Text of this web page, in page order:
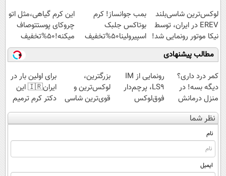
لوکس‌ترین شاسی‌بلند
EREV در ایران، توسط
نیکا موتور رونمایی شد!
بمب جوانساز! کرم
بوتاکس جلبک
اسپیرولینا50%تخفیف
این کرم گیاهی،مثل اتو
چروکای پوستتوصاف
میکنه!50%تخفیف
مطالب پیشنهادی
کمر درد داری؟
دیگه بسه! در
منزل درمانش
کن
(◀پرسش‌نامه)
رونمایی از IM
LS9، پرچم‌دار
فوق‌لوکس
EREV وارد بازار
ایران شد
بزرگترین،
لوکس‌ترین و
قوی‌ترین شاسی
بلند EREV در در
ایران رونمایی
برای اولین بار در
ایران🇮🇷 این
دکتر کرم ترمیم
کننده 23 روزه
ساخت!
نظر شما
نام
ایمیل